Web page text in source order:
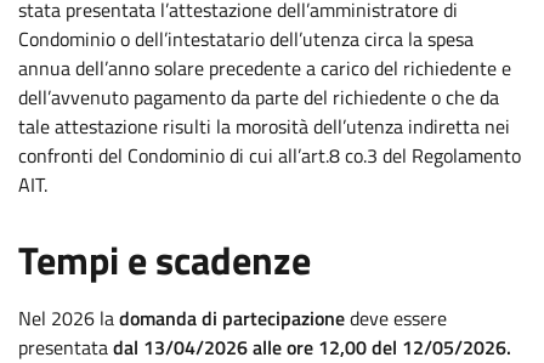
stata presentata l’attestazione dell’amministratore di
Condominio o dell’intestatario dell’utenza circa la spesa
annua dell’anno solare precedente a carico del richiedente e
dell’avvenuto pagamento da parte del richiedente o che da
tale attestazione risulti la morosità dell’utenza indiretta nei
confronti del Condominio di cui all’art.8 co.3 del Regolamento
AIT.
Tempi e scadenze:
Nel 2026 ladomanda di partecipazionedeve essere
presentatadal 13/04/2026 alle ore 12,00 del 12/05/2026.